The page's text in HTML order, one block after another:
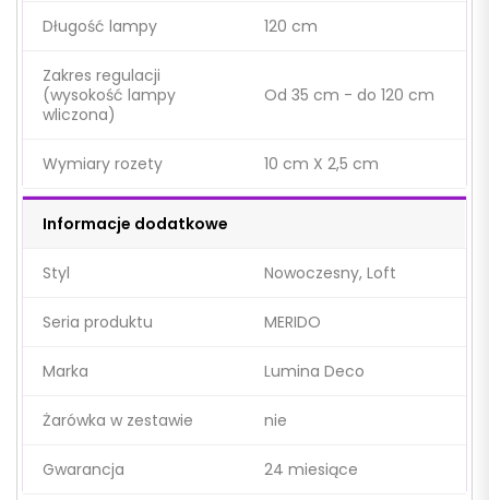
Długość lampy 120 cm
Zakres regulacji
(wysokość lampy
wliczona)
Od 35 cm - do 120 cm
Wymiary rozety 10 cm X 2,5 cm
Informacje dodatkowe
Styl Nowoczesny, Loft
Seria produktu MERIDO
Marka Lumina Deco
Żarówka w zestawie nie
Gwarancja 24 miesiące